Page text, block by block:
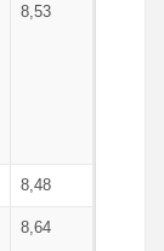
8,53
8,48
8,64